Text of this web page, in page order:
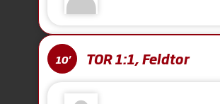
10' TOR 1:1, Feldtor